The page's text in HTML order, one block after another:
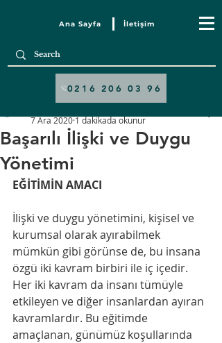
Ana Sayfa İletişim
0216 206 03 96
Başarılı İlişki ve Duygu
Yönetimi
7 Ara 20201 dakikada okunur
EĞİTİMİN AMACI
İlişki ve duygu yönetimini, kişisel ve
kurumsal olarak ayırabilmek
mümkün gibi görünse de, bu insana
özgü iki kavram birbiri ile iç içedir.
Her iki kavram da insanı tümüyle
etkileyen ve diğer insanlardan ayıran
kavramlardır. Bu eğitimde
amaçlanan, günümüz koşullarında